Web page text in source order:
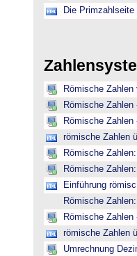
Die Primzahlseite
Römische Zahlen
Römische Zahlen
Römische Zahlen
römische Zahlen
Römische
Römische
Einführung
Römische
Römische Zahlen
römische Zahlen
Umrechnung